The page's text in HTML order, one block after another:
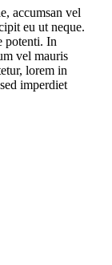
accumsan vel
eu ut neque.
potenti. In
vel mauris
lorem in
imperdiet